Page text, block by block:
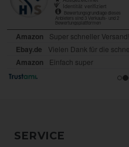
SERVICE